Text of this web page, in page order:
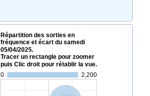
Répartition des sorties en
fréquence et écart du samedi
05/04/2025.
Tracer un rectangle pour zoomer
puis Clic droit pour rétablir la vue.
0
2,200